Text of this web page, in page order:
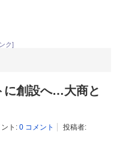
ク]
に創設へ…大商と
ト: 0 コメント
投稿者: